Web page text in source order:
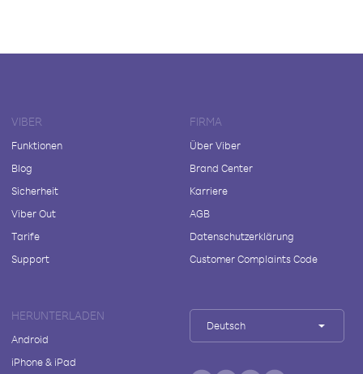
VIBER
Funktionen
Blog
Sicherheit
Viber Out
Tarife
Support
FIRMA
Über Viber
Brand Center
Karriere
AGB
Datenschutzerklärung
Customer Complaints Code
HERUNTERLADEN
Android
iPhone & iPad
Deutsch